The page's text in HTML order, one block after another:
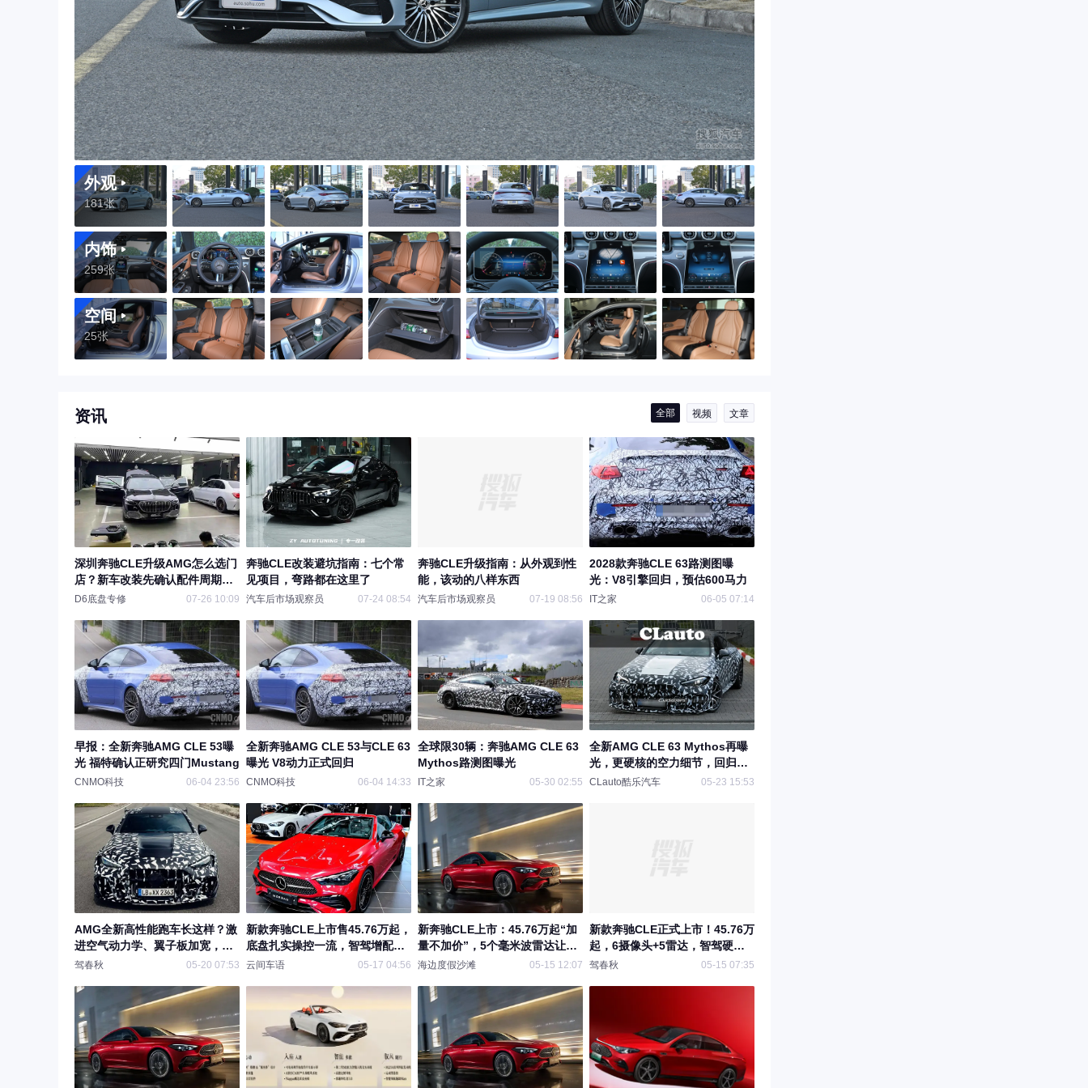
外观
181张
内饰
259张
空间
25张
资讯 全部 视频 文章
深圳奔驰CLE升级AMG怎么选门
店？新车改装先确认配件周期和
整车匹配
D6底盘专修 07-26 10:09
奔驰CLE改装避坑指南：七个常
见项目，弯路都在这里了
汽车后市场观察员 07-24 08:54
奔驰CLE升级指南：从外观到性
能，该动的八样东西
汽车后市场观察员 07-19 08:56
2028款奔驰CLE 63路测图曝
光：V8引擎回归，预估600马力
IT之家 06-05 07:14
早报：全新奔驰AMG CLE 53曝
光 福特确认正研究四门Mustang
CNMO科技 06-04 23:56
全新奔驰AMG CLE 53与CLE 63
曝光 V8动力正式回归
CNMO科技 06-04 14:33
全球限30辆：奔驰AMG CLE 63
Mythos路测图曝光
IT之家 05-30 02:55
全新AMG CLE 63 Mythos再曝
光，更硬核的空力细节，回归经
典V8 | 酷乐汽车
CLauto酷乐汽车 05-23 15:53
AMG全新高性能跑车长这样？激
进空气动力学、翼子板加宽，马
力或达650Ps
驾春秋 05-20 07:53
新款奔驰CLE上市售45.76万起，
底盘扎实操控一流，智驾增配，
胎噪问题引讨论，会是燃油轿跑
云间车语 05-17 04:56
新奔驰CLE上市：45.76万起“加
量不加价”，5个毫米波雷达让辅
助驾驶追上第一梯队
海边度假沙滩 05-15 12:07
新款奔驰CLE正式上市！45.76万
起，6摄像头+5雷达，智驾硬核
升级
驾春秋 05-15 07:35